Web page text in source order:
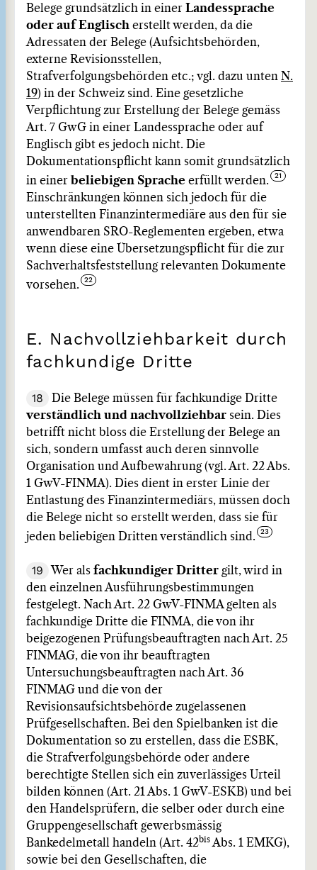
Belege grundsätzlich in einer
Landessprache
oder auf Englisch erstellt werden, da die
Adressaten der Belege (Aufsichtsbehörden,
externe Revisionsstellen,
Strafverfolgungsbehörden etc.; vgl. dazu unten N.
19) in der Schweiz sind. Eine gesetzliche
Verpflichtung zur Erstellung der Belege gemäss
Art. 7 GwG in einer Landessprache oder auf
Englisch gibt es jedoch nicht. Die
Dokumentationspflicht kann somit grundsätzlich
in einer beliebigen Sprache erfüllt werden.
Einschränkungen können sich jedoch für die
unterstellten Finanzintermediäre aus den für sie
anwendbaren SRO-Reglementen ergeben, etwa
wenn diese eine Übersetzungspflicht für die zur
Sachverhaltsfeststellung relevanten Dokumente
vorsehen.
E. Nachvollziehbarkeit durch
fachkundige Dritte
18
Die Belege müssen für fachkundige Dritte
verständlich und nachvollziehbar sein. Dies
betrifft nicht bloss die Erstellung der Belege an
sich, sondern umfasst auch deren sinnvolle
Organisation und Aufbewahrung (vgl. Art. 22 Abs.
1 GwV-FINMA). Dies dient in erster Linie der
Entlastung des Finanzintermediärs, müssen doch
die Belege nicht so erstellt werden, dass sie für
jeden beliebigen Dritten verständlich sind.
19 Wer als fachkundiger Dritter gilt, wird in
den einzelnen Ausführungsbestimmungen
festgelegt. Nach Art. 22 GwV-FINMA gelten als
fachkundige Dritte die FINMA, die von ihr
beigezogenen Prüfungsbeauftragten nach Art. 25
FINMAG, die von ihr beauftragten
Untersuchungsbeauftragten nach Art. 36
FINMAG und die von der
Revisionsaufsichtsbehörde zugelassenen
Prüfgesellschaften. Bei den Spielbanken ist die
Dokumentation so zu erstellen, dass die ESBK,
die Strafverfolgungsbehörde oder andere
berechtigte Stellen sich ein zuverlässiges Urteil
bilden können (Art. 21 Abs. 1 GwV-ESKB) und bei
den Handelsprüfern, die selber oder durch eine
Gruppengesellschaft gewerbsmässig
Bankedelmetall handeln (Art. 42bis Abs. 1 EMKG),
sowie bei den Gesellschaften, die